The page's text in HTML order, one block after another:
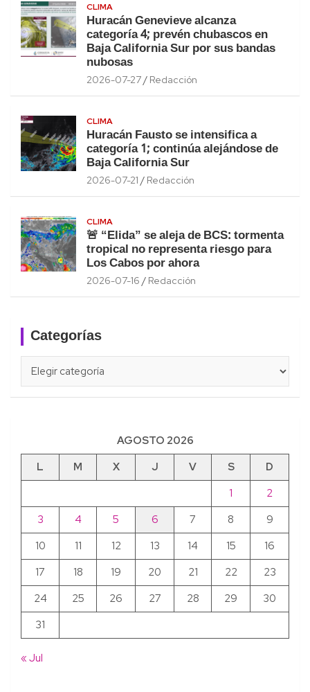
CLIMA
Huracán Genevieve alcanza
categoría 4; prevén chubascos en
Baja California Sur por sus bandas
nubosas
2026-07-27 Redacción
CLIMA
Huracán Fausto se intensifica a
categoría 1; continúa alejándose de
Baja California Sur
2026-07-21 Redacción
CLIMA
🚨 “Elida” se aleja de BCS: tormenta
tropical no representa riesgo para
Los Cabos por ahora
2026-07-16 Redacción
Categorías
AGOSTO 2026
L
M X J V S
D
1
2
3
4 5 6 7 8
9
10
11 12 13 14 15
16
17
18 19 20 21 22
23
24
25 26 27 28 29
30
31
« Jul